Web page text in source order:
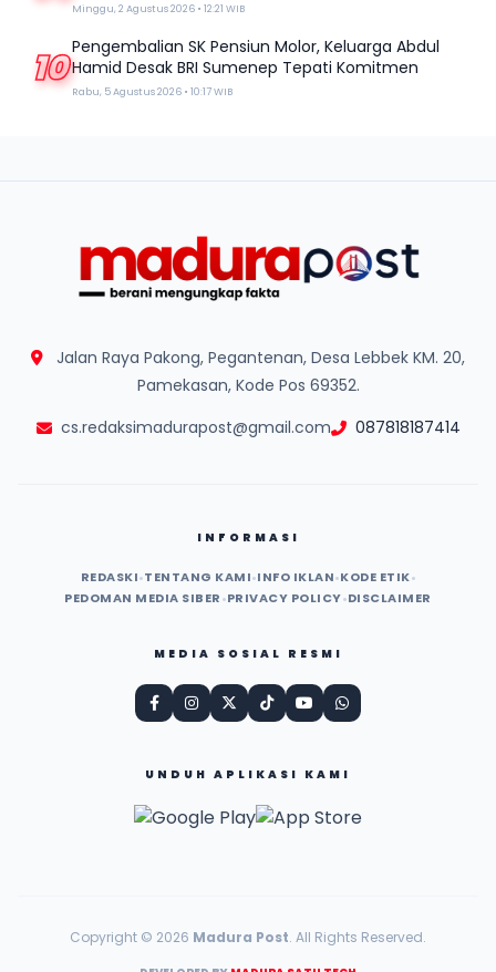
Kampus
Minggu, 2 Agustus 2026 • 12:21 WIB
10 Pengembalian SK Pensiun Molor, Keluarga Abdul
Hamid Desak BRI Sumenep Tepati Komitmen
Rabu, 5 Agustus 2026 • 10:17 WIB
Jalan Raya Pakong, Pegantenan, Desa Lebbek KM. 20,
Pamekasan, Kode Pos 69352.
cs.redaksimadurapost@gmail.com
087818187414
INFORMASI
REDASKI•TENTANG KAMI•INFO IKLAN•KODE ETIK•
PEDOMAN MEDIA SIBER•PRIVACY POLICY•DISCLAIMER
MEDIA SOSIAL RESMI
UNDUH APLIKASI KAMI
Copyright © 2026 Madura Post. All Rights Reserved.